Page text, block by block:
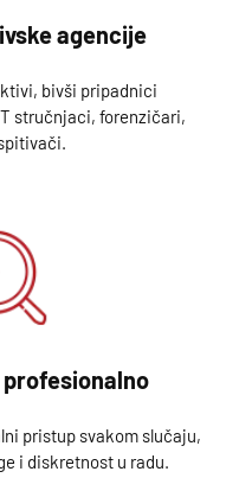
agencije
bivši pripadnici
stručnjaci, forenzičari,
profesionalno
pristup svakom slučaju,
i diskretnost u radu.